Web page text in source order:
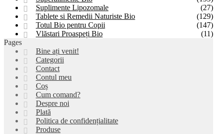
Suplimente Lipozomale
(27)
Tablete si Remedii Naturiste Bio
(129)
Totul Bio pentru Copii
(147)
Vlăstari Proaspeți Bio
(11)
Pages
Bine ați venit!
Categorii
Contact
Contul meu
Coș
Cum comand?
Despre noi
Plată
Politica de confidențialitate
Produse